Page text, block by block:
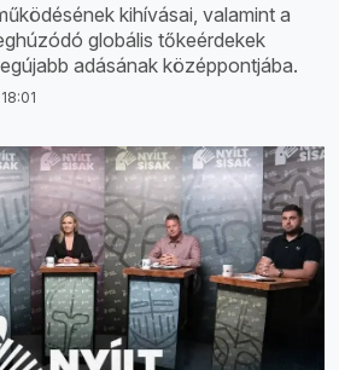
kihívásai, valamint a
globális tőkeérdekek
adásának középpontjába.